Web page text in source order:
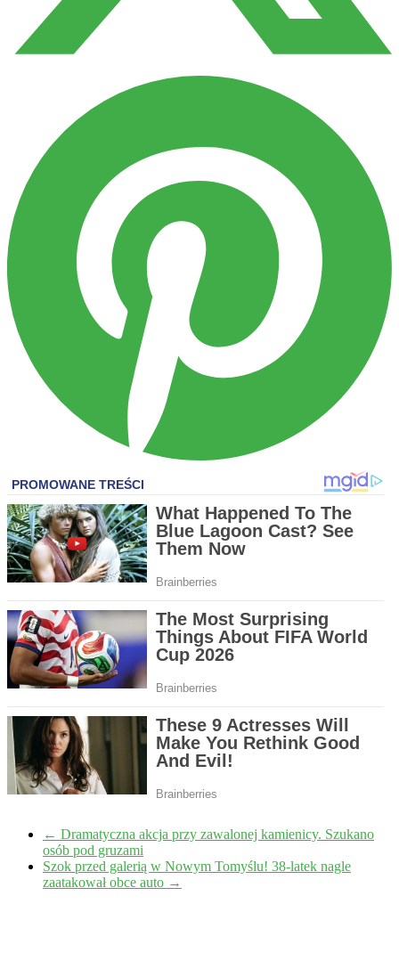
← Dramatyczna akcja przy zawalonej kamienicy. Szukano
osób pod gruzami
Szok przed galerią w Nowym Tomyślu! 38-latek nagle
zaatakował obce auto →